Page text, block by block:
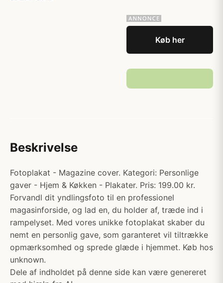
Køb her
Beskrivelse
Fotoplakat - Magazine cover. Kategori: Personlige
gaver - Hjem & Køkken - Plakater. Pris: 199.00 kr.
Forvandl dit yndlingsfoto til en professionel
magasinforside, og lad en, du holder af, træde ind i
rampelyset. Med vores unikke fotoplakat skaber du
nemt en personlig gave, som garanteret vil tiltrække
opmærksomhed og sprede glæde i hjemmet. Køb hos
unknown.
Dele af indholdet på denne side kan være genereret